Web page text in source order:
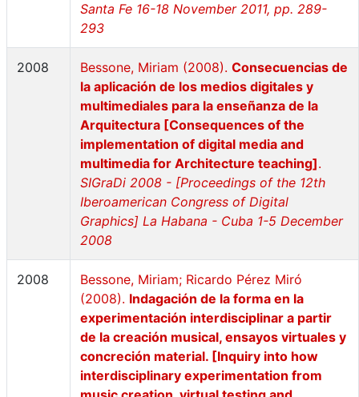
Santa Fe 16-18 November 2011, pp. 289-
293
2008 Bessone, Miriam (2008). Consecuencias de
la aplicación de los medios digitales y
multimediales para la enseñanza de la
Arquitectura [Consequences of the
implementation of digital media and
multimedia for Architecture teaching].
SIGraDi 2008 - [Proceedings of the 12th
Iberoamerican Congress of Digital
Graphics] La Habana - Cuba 1-5 December
2008
2008
Bessone, Miriam; Ricardo Pérez Miró
(2008). Indagación de la forma en la
experimentación interdisciplinar a partir
de la creación musical, ensayos virtuales y
concreción material. [Inquiry into how
interdisciplinary experimentation from